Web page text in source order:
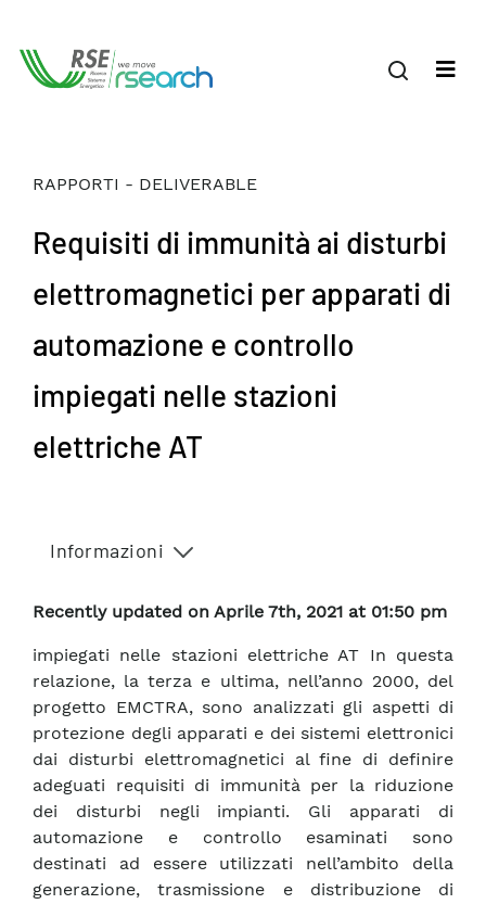
RAPPORTI - DELIVERABLE
Requisiti di immunità ai disturbi
elettromagnetici per apparati di
automazione e controllo
impiegati nelle stazioni
elettriche AT
Informazioni
Recently updated on Aprile 7th, 2021 at 01:50 pm
impiegati nelle stazioni elettriche AT In questa
relazione, la terza e ultima, nell’anno 2000, del
progetto EMCTRA, sono analizzati gli aspetti di
protezione degli apparati e dei sistemi elettronici
dai disturbi elettromagnetici al fine di definire
adeguati requisiti di immunità per la riduzione
dei disturbi negli impianti. Gli apparati di
automazione e controllo esaminati sono
destinati ad essere utilizzati nell’ambito della
generazione, trasmissione e distribuzione di